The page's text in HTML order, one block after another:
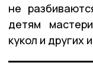
не
детям
кукол и других